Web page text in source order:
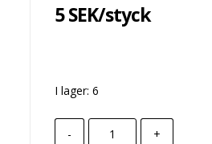
5 SEK/styck
I lager: 6
- +